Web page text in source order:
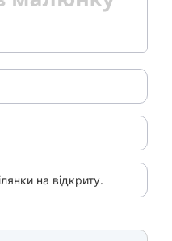
на відкриту.